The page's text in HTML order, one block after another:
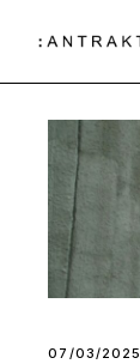
07/03/2025